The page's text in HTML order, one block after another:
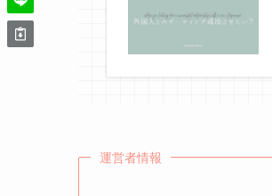
運営者情報